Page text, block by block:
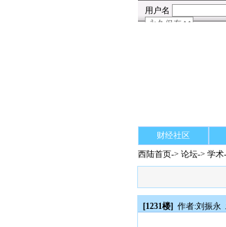
财经社区
西陆首页-> 论坛-> 学术
[1231楼] 作者:刘振永